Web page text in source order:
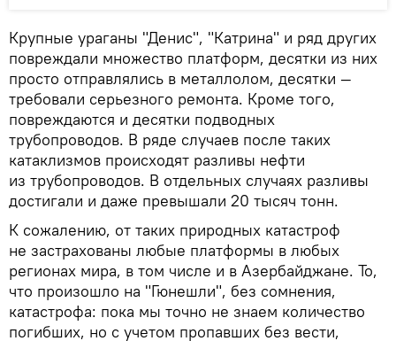
Крупные ураганы "Денис", "Катрина" и ряд других
повреждали множество платформ, десятки из них
просто отправлялись в металлолом, десятки —
требовали серьезного ремонта. Кроме того,
повреждаются и десятки подводных
трубопроводов. В ряде случаев после таких
катаклизмов происходят разливы нефти
из трубопроводов. В отдельных случаях разливы
достигали и даже превышали 20 тысяч тонн.
К сожалению, от таких природных катастроф
не застрахованы любые платформы в любых
регионах мира, в том числе и в Азербайджане. То,
что произошло на "Гюнешли", без сомнения,
катастрофа: пока мы точно не знаем количество
погибших, но с учетом пропавших без вести,